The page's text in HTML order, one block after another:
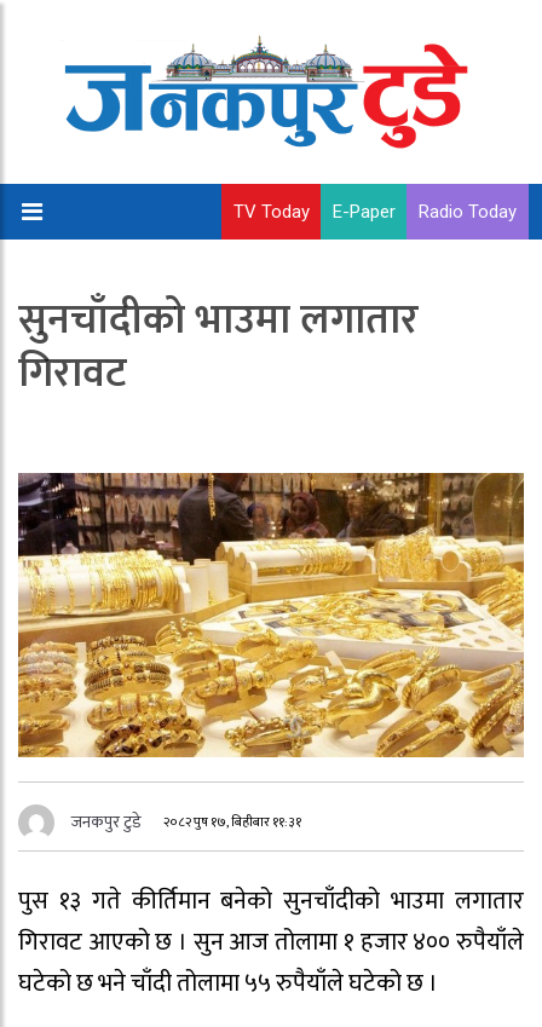
TV Today E-Paper Radio Today
सुनचाँदीको भाउमा लगातार
गिरावट
जनकपुर टुडे २०८२ पुष १७, बिहीबार ११:३१
पुस १३ गते कीर्तिमान बनेको सुनचाँदीको भाउमा लगातार
गिरावट आएको छ । सुन आज तोलामा १ हजार ४०० रुपैयाँले
घटेको छ भने चाँदी तोलामा ५५ रुपैयाँले घटेको छ ।